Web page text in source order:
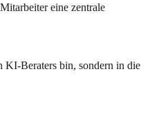
eine zentrale
KI-Beraters bin, sondern in die